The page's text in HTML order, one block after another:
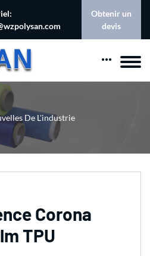
Obtenir un
devis
De L'industrie
Corona
TPU